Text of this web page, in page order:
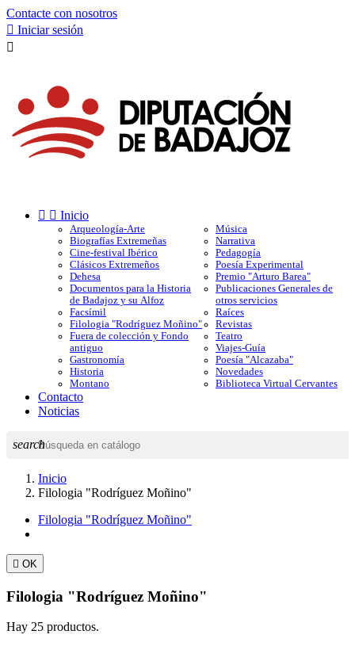
Contacte con nosotros
 Iniciar sesión

  Inicio
Arqueología-Arte
Biografías Extremeñas
Cine-festival Ibérico
Clásicos Extremeños
Dehesa
Documentos para la Historia
de Badajoz y su Alfoz
Facsímil
Filologia "Rodríguez Moñino"
Fuera de colección y Fondo
antiguo
Gastronomía
Historia
Montano
Música
Narrativa
Pedagogía
Poesía Experimental
Premio "Arturo Barea"
Publicaciones Generales de
otros servicios
Raíces
Revistas
Teatro
Viajes-Guía
Poesía "Alcazaba"
Novedades
Biblioteca Virtual Cervantes
Contacto
Noticias
search
Inicio
Filologia "Rodríguez Moñino"
Filologia "Rodríguez Moñino"
 OK
Filologia "Rodríguez Moñino"
Hay 25 productos.